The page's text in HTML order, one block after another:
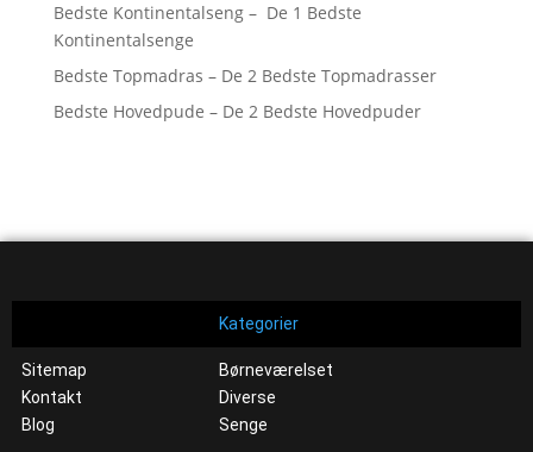
Bedste Kontinentalseng – De 1 Bedste
Kontinentalsenge
Bedste Topmadras – De 2 Bedste Topmadrasser
Bedste Hovedpude – De 2 Bedste Hovedpuder
Kategorier
Sitemap
Kontakt
Blog
Børneværelset
Diverse
Senge